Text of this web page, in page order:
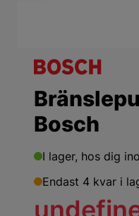
Bosch
I lager, hos dig
Endast 4 kvar i